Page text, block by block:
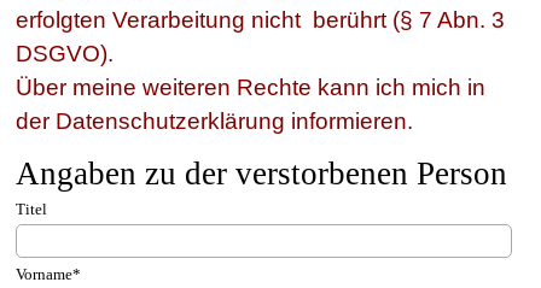
erfolgten Verarbeitung nicht berührt (§ 7 Abn. 3
DSGVO).
Über meine weiteren Rechte kann ich mich in
der Datenschutzerklärung informieren.
Angaben zu der verstorbenen Person
Titel
Vorname*